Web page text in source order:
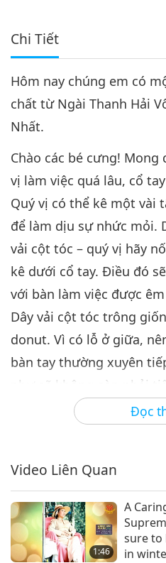
Chi Tiết
Đọc
Hôm nay chúng em có
chất từ Ngài Thanh Hải
Nhất.
Chào các bé cưng! Mong
vị làm việc quá lâu, cổ
Quý vị có thể kê một vài
để làm dịu sự nhức mỏi.
vải cột tóc – quý vị hãy
kê dưới cổ tay. Điều đó
với bàn làm việc được
Dây vải cột tóc trông
donut. Vì có lỗ ở giữa,
bàn tay thường xuyên
như sẽ không còn phải
không còn quá nhức
lâu dài. Cứ thêm bao
bởi vì dây vải cột tóc có
dày khác nhau. Quý vị
tư đó. Thượng Đế
Chúng con cũng Thương
Video Liên Quan
1:46
A
sure to
in